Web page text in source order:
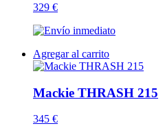
329 €
Agregar al carrito
Mackie THRASH 215
345 €